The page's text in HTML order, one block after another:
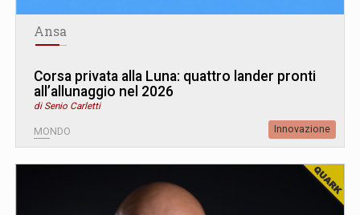
Ansa
Corsa privata alla Luna: quattro lander pronti
all’allunaggio nel 2026
di Senio Carletti
MONDO Innovazione